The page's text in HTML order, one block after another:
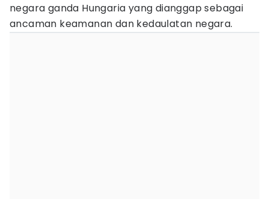
negara ganda Hungaria yang dianggap sebagai
ancaman keamanan dan kedaulatan negara.